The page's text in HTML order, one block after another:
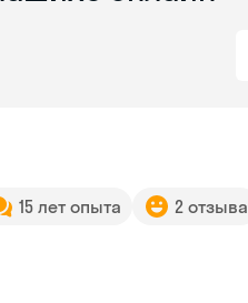
15 лет опыта 2 отзыва